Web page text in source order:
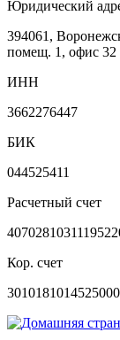
Юридический
394061,
помещ. 1, офис 32
ИНН
3662276447
БИК
044525411
Расчетный счет
Кор. счет